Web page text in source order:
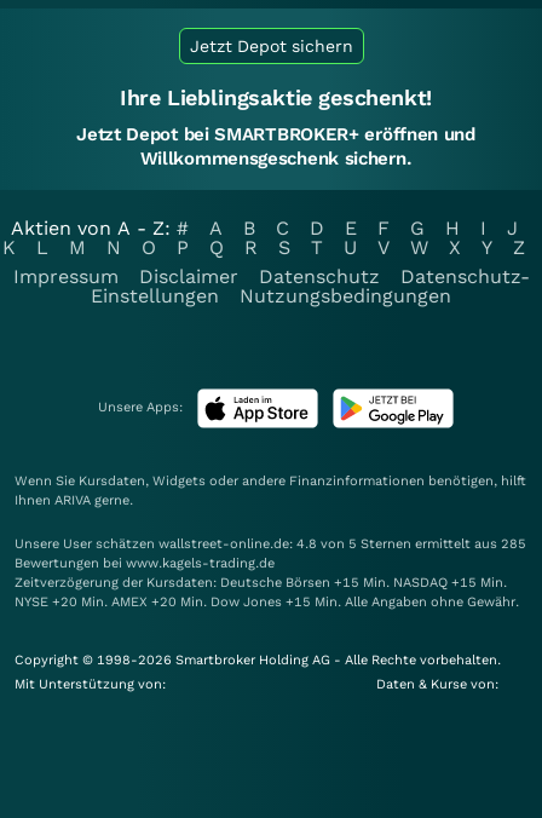
Jetzt Depot sichern
Ihre Lieblingsaktie geschenkt!
Jetzt Depot bei SMARTBROKER+ eröffnen und
Willkommensgeschenk sichern.
Aktien von A - Z: # A B C D E F G H I
J
K
L M N O P Q R S T U V W X Y
Z
Impressum
Disclaimer Datenschutz
Datenschutz-
Einstellungen
Nutzungsbedingungen
Unsere Apps:
Wenn Sie Kursdaten, Widgets oder andere Finanzinformationen benötigen, hilft
Ihnen ARIVA gerne.
Unsere User schätzen wallstreet-online.de: 4.8 von 5 Sternen ermittelt aus 285
Bewertungen bei www.kagels-trading.de
Zeitverzögerung der Kursdaten: Deutsche Börsen +15 Min. NASDAQ +15 Min.
NYSE +20 Min. AMEX +20 Min. Dow Jones +15 Min. Alle Angaben ohne Gewähr.
Copyright © 1998-2026 Smartbroker Holding AG - Alle Rechte vorbehalten.
Mit Unterstützung von:
Daten & Kurse von: